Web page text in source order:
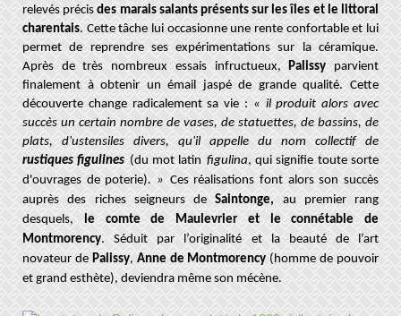
relevés précisdes marais salants présents sur les îles et le littoral
charentais. Cette tâche lui occasionne une rente confortable et lui
permet de reprendre ses expérimentations sur la céramique.
Après de très nombreux essais infructueux,Palissyparvient
finalement à obtenir un émail jaspé de grande qualité. Cette
découverte change radicalement sa vie :« il produit alors avec
succès un certain nombre de vases, de statuettes, de bassins, de
plats, d'ustensiles divers, qu'il appelle du nom collectif de
rustiques figulines (du mot latin figulina, qui signifie toute sorte
d'ouvrages de poterie). » Ces réalisations font alors son succès
auprès des riches seigneurs deSaintonge,au premier rang
desquels,le comte de Maulevrier et le connétable de
Montmorency. Séduit par l’originalité et la beauté de l’art
novateur dePalissy, Anne de Montmorency(homme de pouvoir
et grand esthète), deviendra même son mécène.